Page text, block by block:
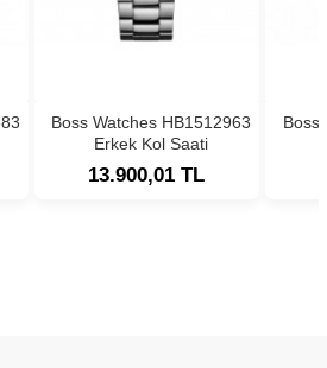
Boss Watches HB1512963
Erkek Kol Saati
13.900,01 TL
Boss